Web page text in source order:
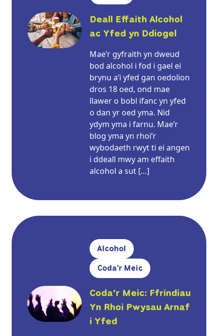
Deall Effaith Alcohol
ac Yfed yn Ddiogel
Mae’r gyfraith yn dweud
bod alcohol i fod i gael ei
brynu a’i yfed gan oedolion
dros 18 oed, ond mae
llawer o bobl ifanc yn yfed
o dan yr oed yma. Nid
ydym yma i farnu. Mae’r
blog yma yn rhoi’r
wybodaeth rwyt ti ei angen
i ddeall mwy am effaith
alcohol a sut […]
Alcohol
Coda'r Meic
Coda’r Meic: Ffrindiau
Yn Rhoi Pwysau Arnaf
i Yfed